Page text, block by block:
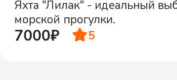
Яхта "Лилак" - идеальный
морской прогулки.
7000₽ 5